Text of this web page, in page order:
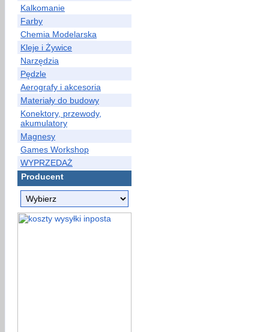
Kalkomanie
Farby
Chemia Modelarska
Kleje i Żywice
Narzędzia
Pędzle
Aerografy i akcesoria
Materiały do budowy
Konektory, przewody,
akumulatory
Magnesy
Games Workshop
WYPRZEDAŻ
Producent